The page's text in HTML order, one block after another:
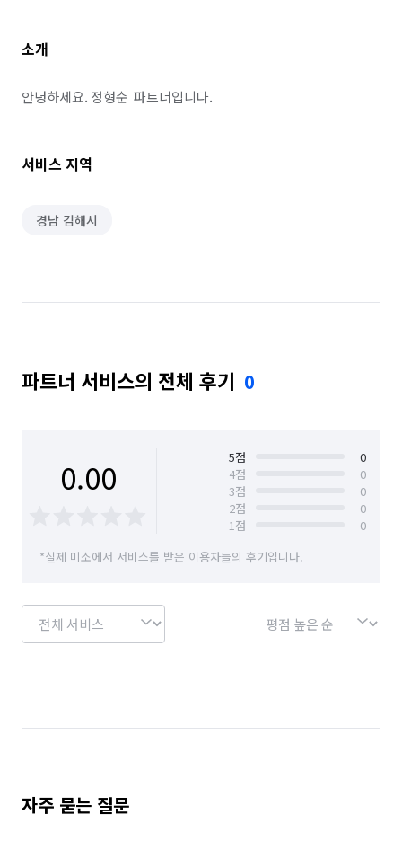
소개
안녕하세요. 정형순  파트너입니다.
서비스 지역
경남 김해시
파트너 서비스의 전체 후기 0
0.00 5점
0
4점
0
3점
0
2점
0
1점
0
*실제 미소에서 서비스를 받은 이용자들의 후기입니다.
자주 묻는 질문